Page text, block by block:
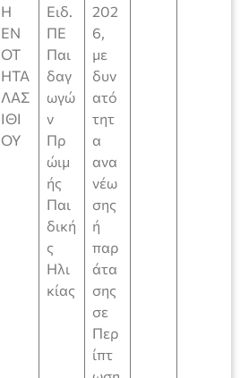
Η
ΕΝ
ΟΤ
ΗΤΑ
ΛΑΣ
ΙΘΙ
ΟΥ
Ειδ.
ΠΕ
Παι
δαγ
ωγώ
ν
Πρ
ώιμ
ής
Παι
δική
ς
Ηλι
κίας
202
6,
με
δυν
ατό
τητ
α
ανα
νέω
σης
ή
παρ
άτα
σης
σε
Περ
ίπτ